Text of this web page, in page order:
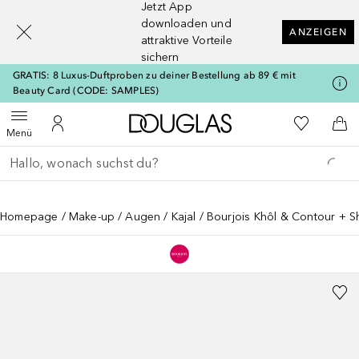
Jetzt App
downloaden und
attraktive Vorteile
sichern
ANZEIGEN
GRATIS: 8 Luxus-Duftproben zu deiner Bestellung ab 89 € mit
Beauty Card (CODE: SAMPLES)
MenüMenü öffnenZu Meinem Kundenkonto
Zur Douglas Startseite
Zu Meiner
Gehe zurück
Suche ausführen
Homepage Make-up Augen Kajal Bourjois Khôl & Contour +
[navigation.slideout.screenreader]